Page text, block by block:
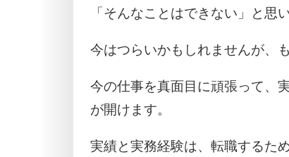
「そんなことはできない」と思
今はつらいかもしれませんが、
今の仕事を真面目に頑張って、
が開けます。
実績と実務経験は、転職するた